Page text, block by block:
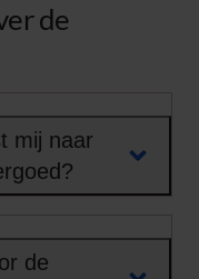
de
mij naar
de